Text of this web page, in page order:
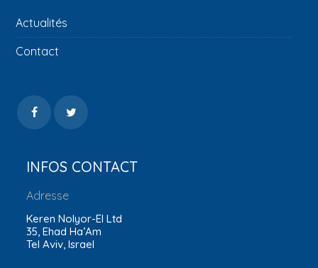
Actualités
Contact
INFOS CONTACT
Adresse
Keren Nolyor-El Ltd
35, Ehad Ha’Am
Tel Aviv, Israel